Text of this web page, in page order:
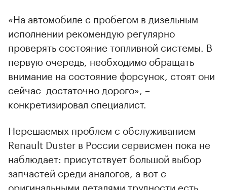
«На автомобиле с пробегом в дизельным
исполнении рекомендую регулярно
проверять состояние топливной системы. В
первую очередь, необходимо обращать
внимание на состояние форсунок, стоят они
сейчас достаточно дорого», –
конкретизировал специалист.
Нерешаемых проблем с обслуживанием
Renault Duster в России сервисмен пока не
наблюдает: присутствует большой выбор
запчастей среди аналогов, а вот с
оригинальными деталями трудности есть,